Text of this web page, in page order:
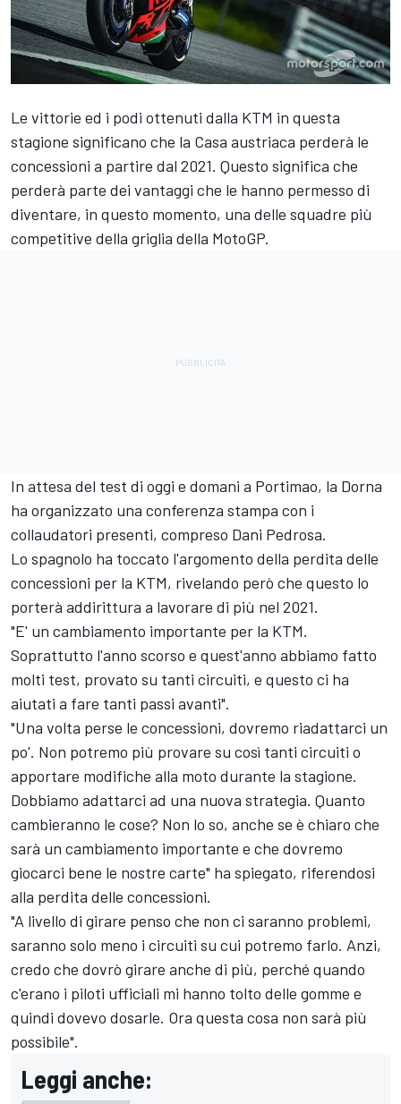
Le vittorie ed i podi ottenuti dalla KTM in questa
stagione significano che la Casa austriaca perderà le
concessioni a partire dal 2021. Questo significa che
perderà parte dei vantaggi che le hanno permesso di
diventare, in questo momento, una delle squadre più
competitive della griglia della MotoGP.
In attesa del test di oggi e domani a Portimao, la Dorna
ha organizzato una conferenza stampa con i
collaudatori presenti, compreso Dani Pedrosa.
Lo spagnolo ha toccato l'argomento della perdita delle
concessioni per la KTM, rivelando però che questo lo
porterà addirittura a lavorare di più nel 2021.
"E' un cambiamento importante per la KTM.
Soprattutto l'anno scorso e quest'anno abbiamo fatto
molti test, provato su tanti circuiti, e questo ci ha
aiutati a fare tanti passi avanti".
"Una volta perse le concessioni, dovremo riadattarci un
po'. Non potremo più provare su così tanti circuiti o
apportare modifiche alla moto durante la stagione.
Dobbiamo adattarci ad una nuova strategia. Quanto
cambieranno le cose? Non lo so, anche se è chiaro che
sarà un cambiamento importante e che dovremo
giocarci bene le nostre carte" ha spiegato, riferendosi
alla perdita delle concessioni.
"A livello di girare penso che non ci saranno problemi,
saranno solo meno i circuiti su cui potremo farlo. Anzi,
credo che dovrò girare anche di più, perché quando
c'erano i piloti ufficiali mi hanno tolto delle gomme e
quindi dovevo dosarle. Ora questa cosa non sarà più
possibile".
Leggi anche: